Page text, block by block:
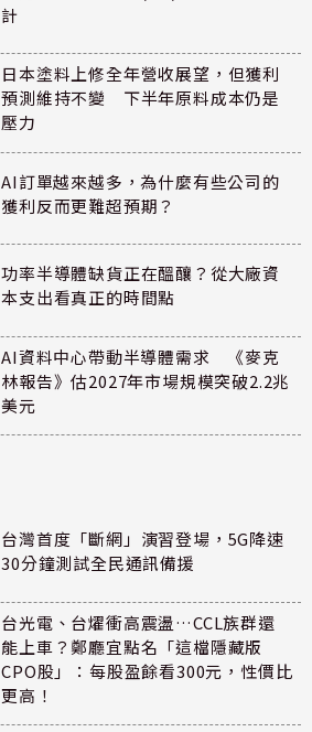
計
日本塗料上修全年營收展望，但獲利
預測維持不變 下半年原料成本仍是
壓力
AI訂單越來越多，為什麼有些公司的
獲利反而更難超預期？
功率半導體缺貨正在醞釀？從大廠資
本支出看真正的時間點
AI資料中心帶動半導體需求 《麥克
林報告》估2027年市場規模突破2.2兆
美元
台灣首度「斷網」演習登場，5G降速
30分鐘測試全民通訊備援
台光電、台燿衝高震盪…CCL族群還
能上車？鄭廳宜點名「這檔隱藏版
CPO股」：每股盈餘看300元，性價比
更高！